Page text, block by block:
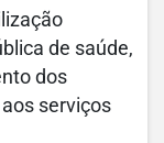
de saúde,
dos
serviços